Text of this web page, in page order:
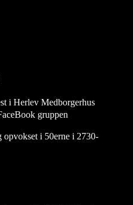
i Herlev Medborgerhus
gruppen
opvokset i 50erne i 2730-